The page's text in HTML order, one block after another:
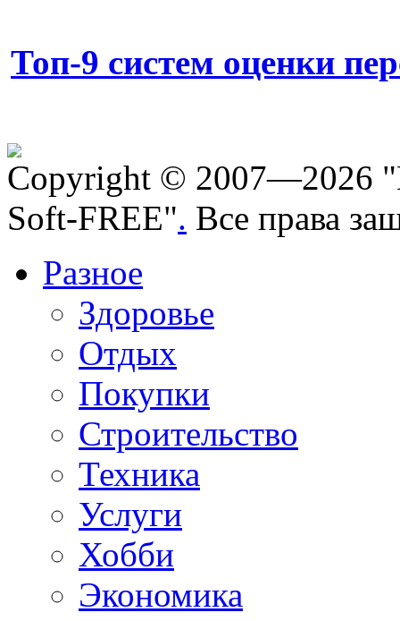
Топ-9 систем оценки
Copyright © 2007—2026
Soft-FREE". Все права
Разное
Здоровье
Отдых
Покупки
Строительство
Техника
Услуги
Хобби
Экономика